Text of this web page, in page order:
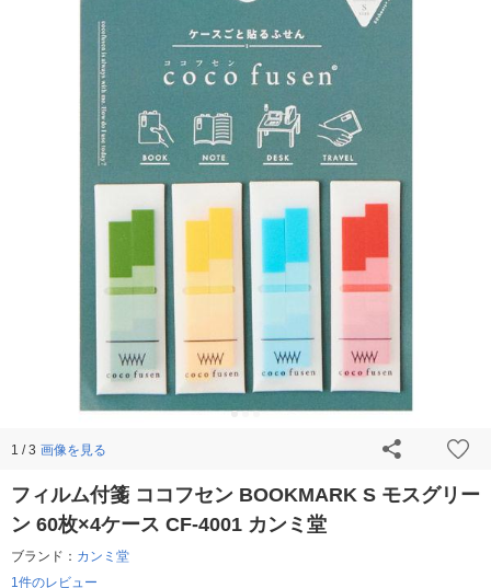
1 / 3 画像を見る
フィルム付箋 ココフセン BOOKMARK S モスグリー
ン 60枚×4ケース CF-4001 カンミ堂
ブランド： カンミ堂
1件のレビュー